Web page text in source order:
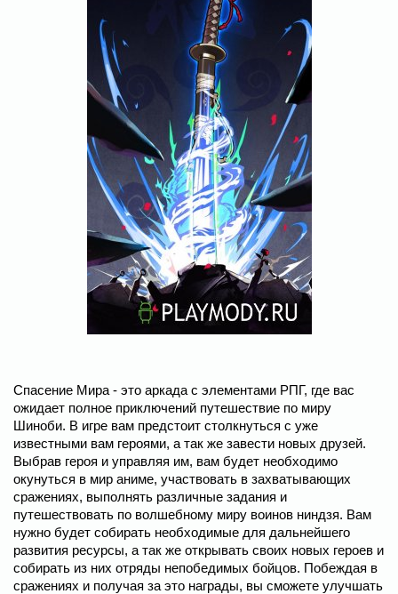
Спасение Мира - это аркада с элементами РПГ, где вас
ожидает полное приключений путешествие по миру
Шиноби. В игре вам предстоит столкнуться с уже
известными вам героями, а так же завести новых друзей.
Выбрав героя и управляя им, вам будет необходимо
окунуться в мир аниме, участвовать в захватывающих
сражениях, выполнять различные задания и
путешествовать по волшебному миру воинов ниндзя. Вам
нужно будет собирать необходимые для дальнейшего
развития ресурсы, а так же открывать своих новых героев и
собирать из них отряды непобедимых бойцов. Побеждая в
сражениях и получая за это награды, вы сможете улучшать